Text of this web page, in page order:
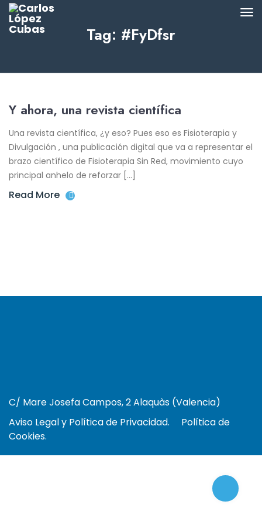
Tag: #FyDfsr
Y ahora, una revista científica
Una revista científica, ¿y eso? Pues eso es Fisioterapia y
Divulgación , una publicación digital que va a representar el
brazo científico de Fisioterapia Sin Red, movimiento cuyo
principal anhelo de reforzar […]
Read More
C/ Mare Josefa Campos, 2 Alaquàs (Valencia)
Aviso Legal y Política de Privacidad.
Política de
Cookies.